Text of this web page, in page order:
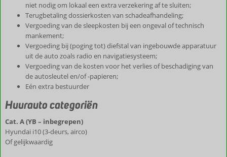
niet nodig om lokaal een extra verzekering af te sluiten;
Terugbetaling dossierkosten van schadeafhandeling;
Vergoeding van de sleepkosten bij een ongeval of technisch
mankement;
Vergoeding bij (poging tot) diefstal van ingebouwde apparatuur
uit de auto zoals radio en navigatiesysteem;
Vergoeding van de kosten voor het verlies of beschadiging van
de autosleutel en/of -papieren;
Eén extra bestuurder
Huurauto categoriën
Cat. A (YB – inbegrepen)
Hyundai i10 (3-deurs, airco)
Of gelijkwaardig